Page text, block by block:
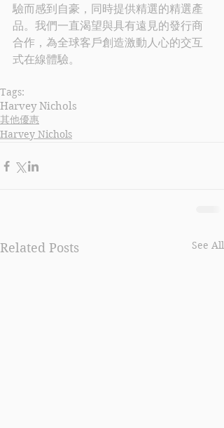
驗而感到自豪，同時提供精選的精選產
品。我們一直渴望與具有遠見的發行商
合作，為全球客戶創造激動人心的交互
式在線體驗。
Tags:
Harvey Nichols
其他優惠
Harvey Nichols
Related Posts See All